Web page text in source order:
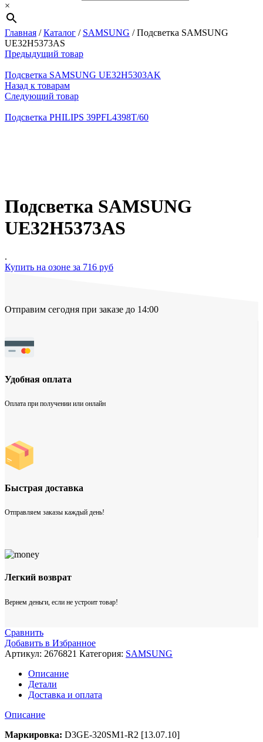
×
Главная /Каталог / SAMSUNG /Подсветка SAMSUNG
UE32H5373AS
Предыдущий товар
Подсветка SAMSUNG UE32H5303AK
Назад к товарам
Следующий товар
Подсветка PHILIPS 39PFL4398T/60
Подсветка SAMSUNG
UE32H5373AS
.
Купить на озоне за 716 руб
Отправим сегодня при заказе до 14:00
Удобная оплата
Оплата при получении или онлайн
Быстрая доставка
Отправляем заказы каждый день!
Легкий возврат
Вернем деньги, если не устроит товар!
Сравнить
Добавить в Избранное
Артикул: 2676821 Категория: SAMSUNG
Описание
Детали
Доставка и оплата
Описание
Маркировка: D3GE-320SM1-R2 [13.07.10]